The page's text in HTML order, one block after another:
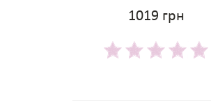
1019 грн